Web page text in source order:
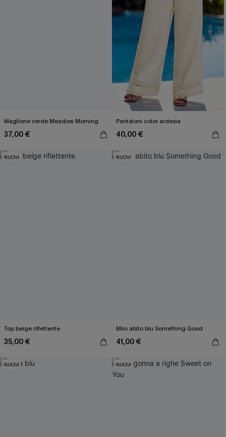
Maglione verde Meadow Morning
37,00 €
Pantaloni color ardesia
40,00 €
NUOVI
Top beige riflettente
35,00 €
NUOVI
Mini abito blu Something Good
41,00 €
NUOVI NUOVI
Inserendo il tuo indirizzo e-mail, acconsenti a ricevere e-mail di
marketing (compresi contenuti generati dall'intelligenza artificiale)
Termini e condizioni . Potremmo
utilizzare i dati raccolti sul nostro sito e strumenti di tracciamento
come i pixel presenti nelle nostre e-mail per verificare se le e-mail
vengono aperte, valutare il livello di coinvolgimento, personalizzare
contenuti e offerte e consigliarti prodotti che potrebbero interessarti,
Informativa sulla privacy
annullare l'iscrizione in qualsiasi momento.